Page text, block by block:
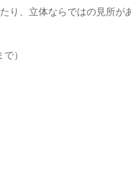
り、立体ならではの見所が
）